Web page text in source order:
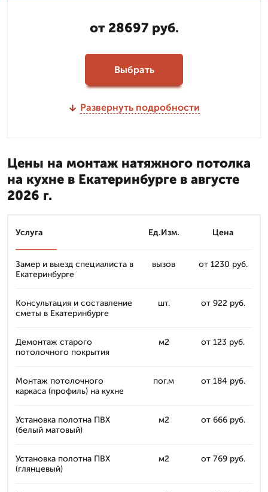
от 28697 руб.
Выбрать
Развернуть подробности
Цены на монтаж натяжного потолка
на кухне в Екатеринбурге в августе
2026 г.
Услуга Ед.Изм. Цена
Замер и выезд специалиста в
Екатеринбурге
вызов от 1230 руб.
Консультация и составление
сметы в Екатеринбурге
шт. от 922 руб.
Демонтаж старого
потолочного покрытия
м2 от 123 руб.
Монтаж потолочного
каркаса (профиль) на кухне
пог.м от 184 руб.
Установка полотна ПВХ
(белый матовый)
м2 от 666 руб.
Установка полотна ПВХ
(глянцевый)
м2 от 769 руб.